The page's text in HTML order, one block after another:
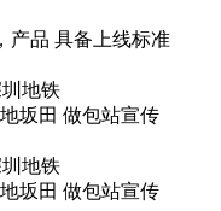
产品 具备上线标准
地铁
坂田 做包站宣传
地铁
坂田 做包站宣传